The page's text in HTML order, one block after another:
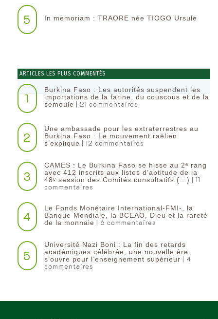
5 In memoriam : TRAORE née TIOGO Ursule
ARTICLES LES PLUS COMMENTÉS
1
Burkina Faso : Les autorités suspendent les
importations de la farine, du couscous et de la
semoule | 21 commentaires
2
Une ambassade pour les extraterrestres au
Burkina Faso : Le mouvement raëlien
s’explique | 12 commentaires
3
CAMES : Le Burkina Faso se hisse au 2ᵉ rang
avec 412 inscrits aux listes d’aptitude de la
48ᵉ session des Comités consultatifs (…) | 11
commentaires
4
Le Fonds Monétaire International-FMI-, la
Banque Mondiale, la BCEAO, Dieu et la rareté
de la monnaie | 6 commentaires
5
Université Nazi Boni : La fin des retards
académiques célébrée, une nouvelle ère
s’ouvre pour l’enseignement supérieur | 4
commentaires